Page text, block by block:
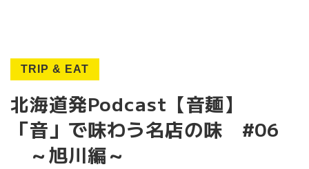
TRIP & EAT
北海道発Podcast【音麺】
「音」で味わう名店の味 #06
～旭川編～